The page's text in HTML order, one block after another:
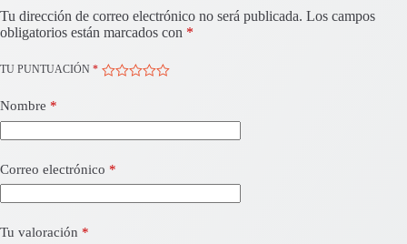
Tu dirección de correo electrónico no será publicada. Los campos
obligatorios están marcados con *
TU PUNTUACIÓN *
Nombre *
Correo electrónico *
Tu valoración *